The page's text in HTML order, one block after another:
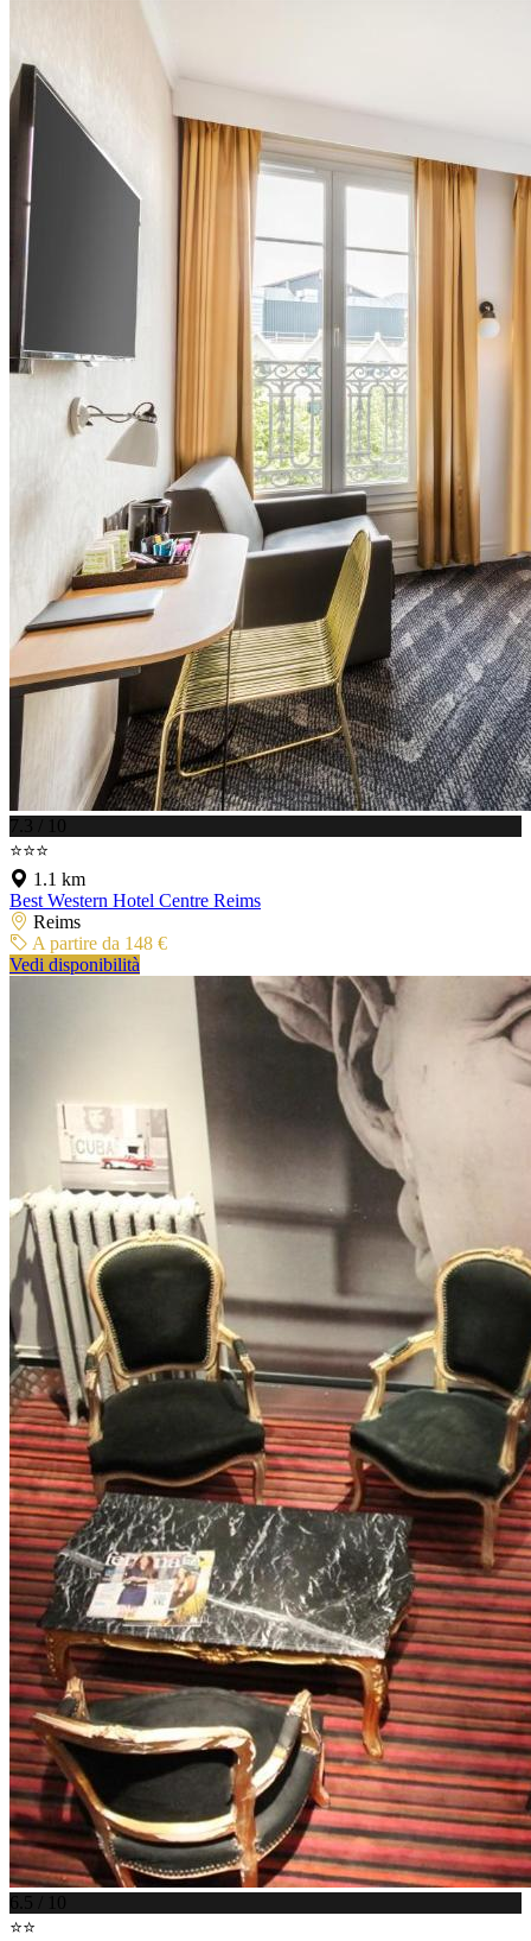
7.3 / 10
⭐⭐⭐
1.1 km
Best Western Hotel Centre Reims
Reims
A partire da 148 €
Vedi disponibilità
6.5 / 10
⭐⭐